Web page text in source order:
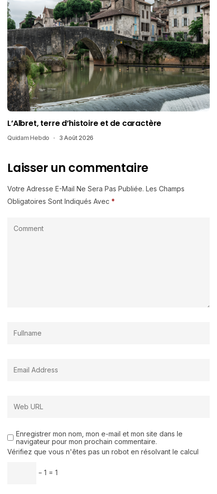
L’Albret, terre d’histoire et de caractère
Quidam Hebdo 3 Août 2026
Laisser un commentaire
Votre Adresse E-Mail Ne Sera Pas Publiée. Les Champs
Obligatoires Sont Indiqués Avec *
Enregistrer mon nom, mon e-mail et mon site dans le
navigateur pour mon prochain commentaire.
Vérifiez que vous n'êtes pas un robot en résolvant le calcul
− 1 = 1